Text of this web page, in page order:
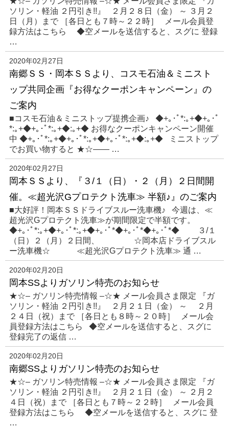
ソリン・軽油 ２円引き!!』 ２月２８日（金） ～ ３月２
日（月）まで ［各日とも７時～２２時］ メール会員登
録方法はこちら ◆空メールを送信すると、スグに 登録
…
2020年02月27日
南郷ＳＳ・岡本ＳＳより、コスモ石油＆ミニスト
ップ共同企画『お得なクーポンキャンペーン』の
ご案内
■コスモ石油＆ミニストップ提携企画♪ ◆+｡･ﾟ*:｡+◆+｡･ﾟ
*:｡+◆+｡･ﾟ*:｡+◆:｡+◆ お得なクーポンキャンペーン開催
中 ◆+｡･ﾟ*:｡+◆+｡･ﾟ*:｡+◆+｡･ﾟ*:｡+◆:｡+◆ ミニストップ
でお買い物すると ★☆—— …
2020年02月27日
岡本ＳＳより、『３/１（日）・２（月）２日間開
催。≪超光沢Gプロテクト洗車≫ 半額♪』のご案内
■大好評！岡本ＳＳドライブスルー洗車機♪ 今週は、≪
超光沢Gプロテクト洗車≫が期間限定で半額です。
◆+｡･ﾟ*:｡+◆+｡･ﾟ*:｡+◆+｡･ﾟ*◆+｡･ﾟ*◆+｡･ﾟ*◆ ３/１
（日）２（月）２日間、 ☆岡本店ドライブスル
ー洗車機☆ ≪超光沢Gプロテクト洗車≫ 通 …
2020年02月20日
岡本SSよりガソリン特売のお知らせ
★☆– ガソリン特売情報 –☆★ メール会員さま限定 『ガ
ソリン・軽油 ２円引き!!』 ２月２１日（金） ～ ２月
２４日（祝）まで ［各日とも８時～２０時］ メール会
員登録方法はこちら ◆空メールを送信すると、スグに
登録完了の返信 …
2020年02月20日
南郷SSよりガソリン特売のお知らせ
★☆– ガソリン特売情報 –☆★ メール会員さま限定 『ガ
ソリン・軽油 ２円引き!!』 ２月２１日（金） ～ ２月２
４日（祝）まで ［各日とも７時～２２時］ メール会員
登録方法はこちら ◆空メールを送信すると、スグに 登
…